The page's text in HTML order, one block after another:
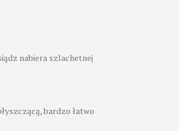
nabiera szlachetnej
bardzo łatwo